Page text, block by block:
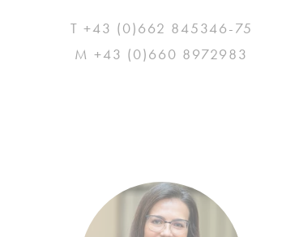
T +43 (0)662 845346-75
M +43 (0)660 8972983